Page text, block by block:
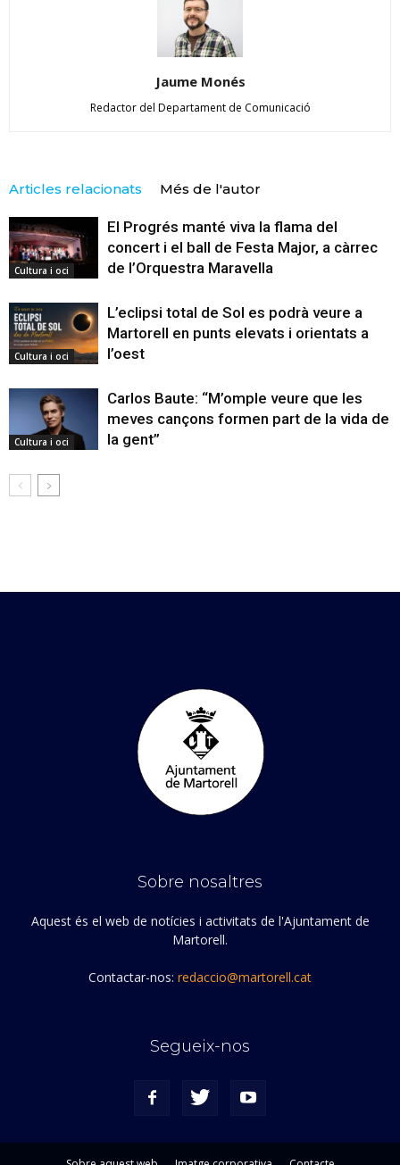
Jaume Monés
Redactor del Departament de Comunicació
Articles relacionats Més de l'autor
Cultura i oci
El Progrés manté viva la flama del
concert i el ball de Festa Major, a càrrec
de l’Orquestra Maravella
Cultura i oci
L’eclipsi total de Sol es podrà veure a
Martorell en punts elevats i orientats a
l’oest
Cultura i oci
Carlos Baute: “M’omple veure que les
meves cançons formen part de la vida de
la gent”
Sobre nosaltres
Aquest és el web de notícies i activitats de l'Ajuntament de
Martorell.
Contactar-nos: redaccio@martorell.cat
Segueix-nos